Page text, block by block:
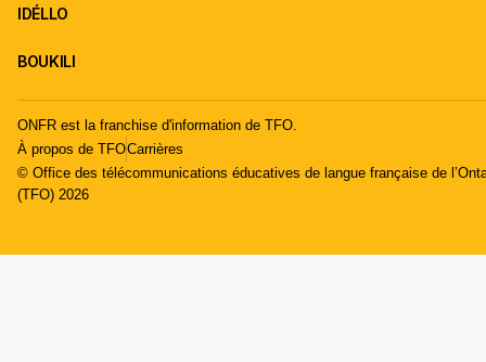
IDÉLLO
BOUKILI
ONFR est la franchise d'information de TFO.
À propos de TFOCarrières
© Office des télécommunications éducatives de langue française de
(TFO) 2026